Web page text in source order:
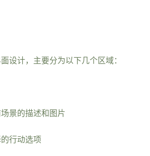
设计，主要分为以下几个区域：
景的描述和图片
行动选项